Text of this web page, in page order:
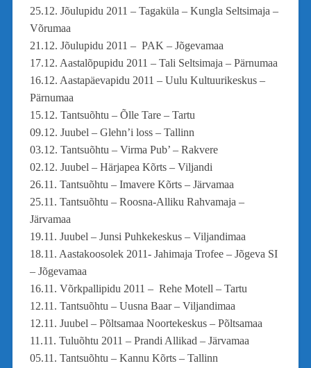
25.12. Jõulupidu 2011 – Tagaküla – Kungla Seltsimaja –
Võrumaa
21.12. Jõulupidu 2011 – PAK – Jõgevamaa
17.12. Aastalõpupidu 2011 – Tali Seltsimaja – Pärnumaa
16.12. Aastapäevapidu 2011 – Uulu Kultuurikeskus –
Pärnumaa
15.12. Tantsuõhtu – Õlle Tare – Tartu
09.12. Juubel – Glehn’i loss – Tallinn
03.12. Tantsuõhtu – Virma Pub’ – Rakvere
02.12. Juubel – Härjapea Kõrts – Viljandi
26.11. Tantsuõhtu – Imavere Kõrts – Järvamaa
25.11. Tantsuõhtu – Roosna-Alliku Rahvamaja –
Järvamaa
19.11. Juubel – Junsi Puhkekeskus – Viljandimaa
18.11. Aastakoosolek 2011- Jahimaja Trofee – Jõgeva SI
– Jõgevamaa
16.11. Võrkpallipidu 2011 – Rehe Motell – Tartu
12.11. Tantsuõhtu – Uusna Baar – Viljandimaa
12.11. Juubel – Põltsamaa Noortekeskus – Põltsamaa
11.11. Tuluõhtu 2011 – Prandi Allikad – Järvamaa
05.11. Tantsuõhtu – Kannu Kõrts – Tallinn